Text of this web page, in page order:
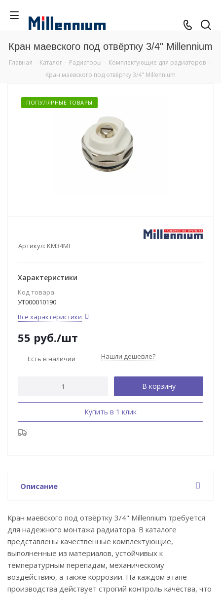
Кран маевского под отвёртку 3/4" Millennium
Главная - Каталог - Радиаторы - Комплектующие для радиаторов -
Кран маевского под отвёртку 3/4" Millennium
ПОПУЛЯРНЫЕ ТОВАРЫ
Артикул: KM34MI
Характеристики
Код товара
УТ000010190
Все характеристики
55 руб./шт
Есть в наличии Нашли дешевле?
В корзину
Купить в 1 клик
Описание
Кран маевского под отвёртку 3/4" Millennium требуется
для надежного монтажа радиатора. В каталоге
представлены качественные комплектующие,
выполненные из материалов, устойчивых к
температурным перепадам, механическому
воздействию, а также коррозии. На каждом этапе
производства действует строгий контроль качества, что